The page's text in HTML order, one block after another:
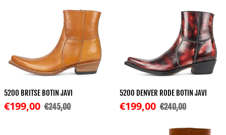
5200 BRITSE BOTIN JAVI
Korting
€199,00 Normale prijs
€245,00
5200 DENVER RODE BOTIN JAVI
Korting
€199,00 Normale prijs
€240,00